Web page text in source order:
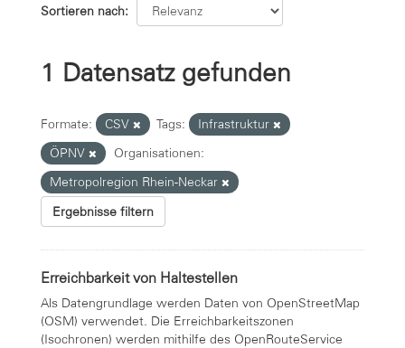
Sortieren nach
1 Datensatz gefunden
Formate: CSV Tags:
Infrastruktur
ÖPNV
Organisationen:
Metropolregion Rhein-Neckar
Ergebnisse filtern
Erreichbarkeit von Haltestellen
Als Datengrundlage werden Daten von OpenStreetMap
(OSM) verwendet. Die Erreichbarkeitszonen
(Isochronen) werden mithilfe des OpenRouteService